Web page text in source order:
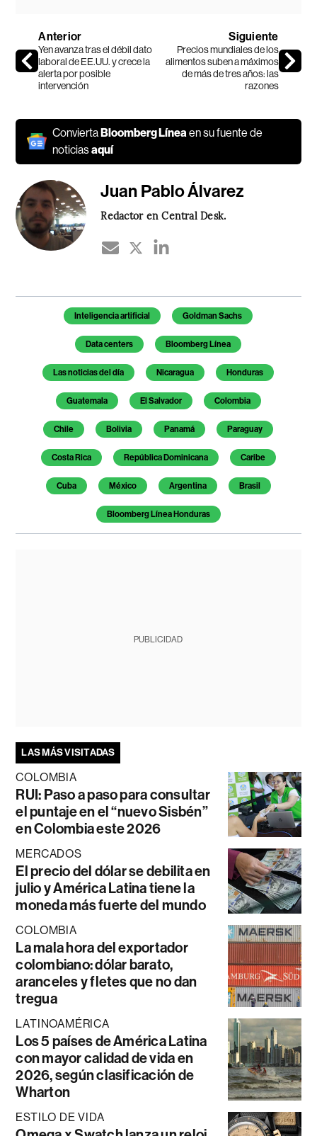
Anterior
Yen avanza tras el débil dato
laboral de EE.UU. y crece la
alerta por posible
intervención
Siguiente
Precios mundiales de los
alimentos suben a máximos
de más de tres años: las
razones
ConviertaBloomberg Línea en su fuente de
noticiasaquí
Juan Pablo Álvarez
Redactor en Central Desk.
Temas de este artículo
Inteligencia artificial Goldman Sachs
Data centers Bloomberg Línea
Las noticias del día Nicaragua Honduras
Guatemala El Salvador Colombia
Chile Bolivia Panamá Paraguay
Costa Rica República Dominicana Caribe
Cuba México Argentina Brasil
Bloomberg Línea Honduras
PUBLICIDAD
LAS MÁS VISITADAS
COLOMBIA
RUI: Paso a paso para consultar
el puntaje en el “nuevo Sisbén”
en Colombia este 2026
MERCADOS
El precio del dólar se debilita en
julio y América Latina tiene la
moneda más fuerte del mundo
COLOMBIA
La mala hora del exportador
colombiano: dólar barato,
aranceles y fletes que no dan
tregua
LATINOAMÉRICA
Los 5 países de América Latina
con mayor calidad de vida en
2026, según clasificación de
Wharton
ESTILO DE VIDA